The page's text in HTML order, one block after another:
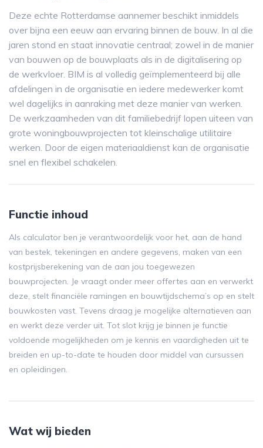
Deze echte Rotterdamse aannemer beschikt inmiddels
over bijna een eeuw aan ervaring binnen de bouw. In al die
jaren stond en staat innovatie centraal; zowel in de manier
van bouwen op de bouwplaats als in de digitalisering op
de werkvloer. BIM is al volledig geïmplementeerd bij alle
afdelingen in de organisatie en iedere medewerker komt
wel dagelijks in aanraking met deze manier van werken.
De werkzaamheden van dit familiebedrijf lopen uiteen van
grote woningbouwprojecten tot kleinschalige utilitaire
werken. Door de eigen materiaaldienst kan de organisatie
snel en flexibel schakelen.
Functie inhoud
Als calculator ben je verantwoordelijk voor het, aan de hand
van bestek, tekeningen en andere gegevens, maken van een
kostprijsberekening van de aan jou toegewezen
bouwprojecten. Je vraagt onder meer offertes aan en verwerkt
deze, stelt financiële ramingen en bouwtijdschema’s op en stelt
bouwkosten vast. Tevens draag je mogelijke alternatieven aan
en werkt deze verder uit. Tot slot krijg je binnen je functie
voldoende mogelijkheden om je kennis en vaardigheden uit te
breiden en up-to-date te houden door middel van cursussen
en opleidingen.
Wat wij bieden